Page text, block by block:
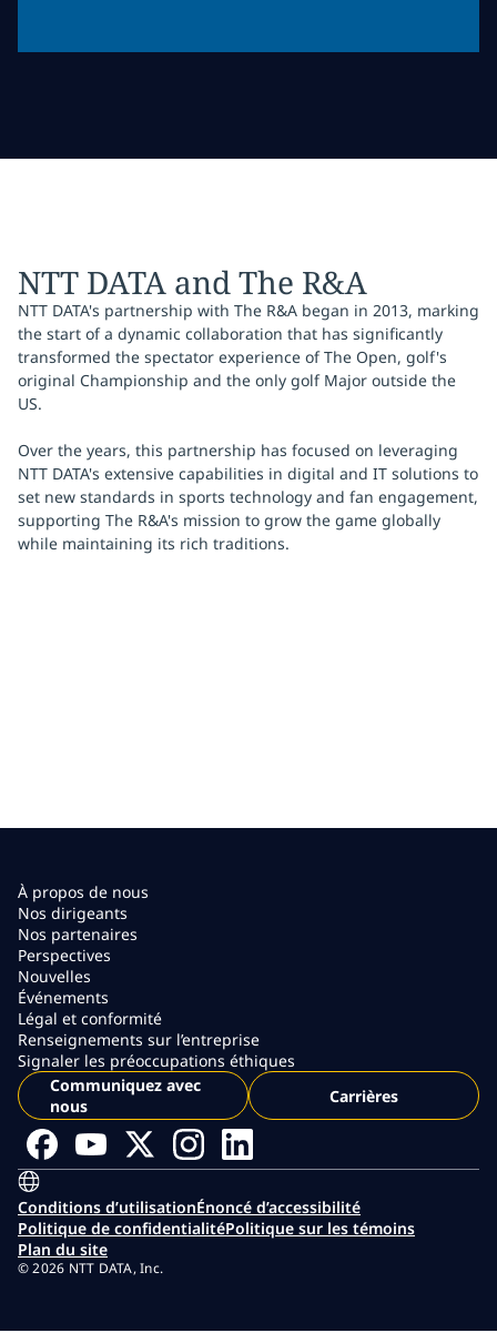
NTT DATA and The R&A
NTT DATA's partnership with The R&A began in 2013, marking
the start of a dynamic collaboration that has significantly
transformed the spectator experience of The Open, golf's
original Championship and the only golf Major outside the
US.
Over the years, this partnership has focused on leveraging
NTT DATA's extensive capabilities in digital and IT solutions to
set new standards in sports technology and fan engagement,
supporting The R&A's mission to grow the game globally
while maintaining its rich traditions.
À propos de nous
Nos dirigeants
Nos partenaires
Perspectives
Nouvelles
Événements
Légal et conformité
Renseignements sur l’entreprise
Signaler les préoccupations éthiques
Communiquez avec
nous
Carrières
Conditions d’utilisationÉnoncé d’accessibilité
Politique de confidentialitéPolitique sur les témoins
Plan du site
© 2026 NTT DATA, Inc.